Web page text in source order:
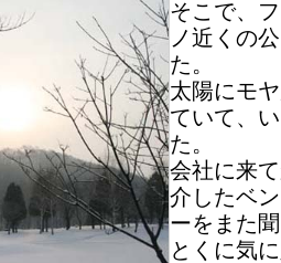
そこで、
ノ近くの
た。
太陽にモ
ていて、
た。
会社に来
介したベ
ーをまた
とくに気